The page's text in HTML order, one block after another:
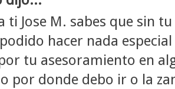
ti Jose M. sabes que sin
hacer nada
tu asesoramiento en
por donde debo ir o la